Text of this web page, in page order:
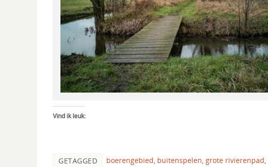
Vind ik leuk:
GETAGGED boerengebied, buitenspelen, grote rivierenpad,